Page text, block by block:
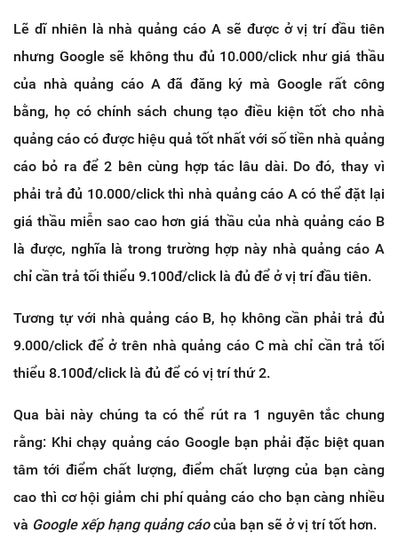
Lẽ dĩ nhiên là nhà quảng cáo A sẽ được ở vị trí đầu tiên
nhưng Google sẽ không thu đủ 10.000/click như giá thầu
của nhà quảng cáo A đã đăng ký mà Google rất công
bằng, họ có chính sách chung tạo điều kiện tốt cho nhà
quảng cáo có được hiệu quả tốt nhất với số tiền nhà quảng
cáo bỏ ra để 2 bên cùng hợp tác lâu dài. Do đó, thay vì
phải trả đủ 10.000/click thì nhà quảng cáo A có thể đặt lại
giá thầu miễn sao cao hơn giá thầu của nhà quảng cáo B
là được, nghĩa là trong trường hợp này nhà quảng cáo A
chỉ cần trả tối thiểu 9.100đ/click là đủ để ở vị trí đầu tiên.
Tương tự với nhà quảng cáo B, họ không cần phải trả đủ
9.000/click để ở trên nhà quảng cáo C mà chỉ cần trả tối
thiểu 8.100đ/click là đủ để có vị trí thứ 2.
Qua bài này chúng ta có thể rút ra 1 nguyên tắc chung
rằng: Khi chạy quảng cáo Google bạn phải đặc biệt quan
tâm tới điểm chất lượng, điểm chất lượng của bạn càng
cao thì cơ hội giảm chi phí quảng cáo cho bạn càng nhiều
và Google xếp hạng quảng cáocủa bạn sẽ ở vị trí tốt hơn.